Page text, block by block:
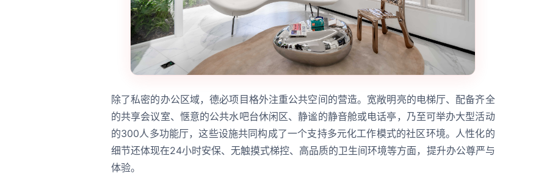
除了私密的办公区域，德必项目格外注重公共空间的营造。宽敞明亮的电梯厅、配备齐全
的共享会议室、惬意的公共水吧台休闲区、静谧的静音舱或电话亭，乃至可举办大型活动
的300人多功能厅，这些设施共同构成了一个支持多元化工作模式的社区环境。人性化的
细节还体现在24小时安保、无触摸式梯控、高品质的卫生间环境等方面，提升办公尊严与
体验。